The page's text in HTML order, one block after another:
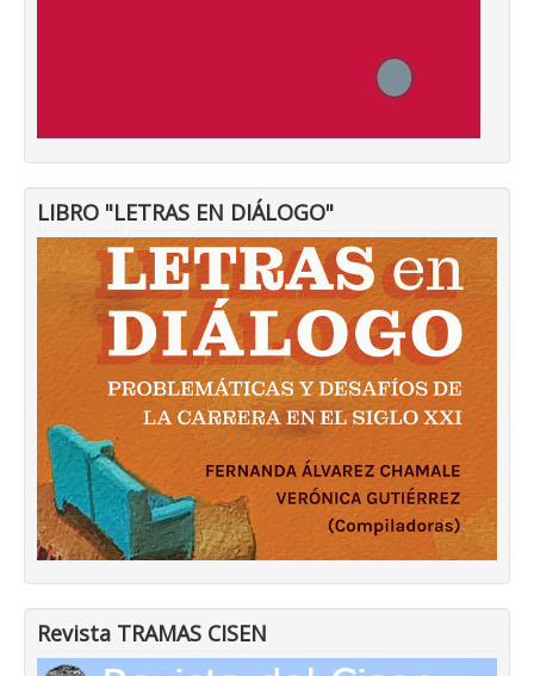
LIBRO "LETRAS EN DIÁLOGO"
Revista TRAMAS CISEN